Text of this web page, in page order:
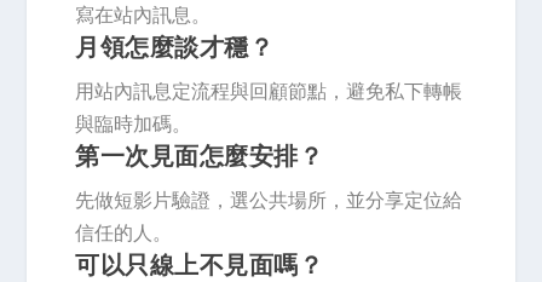
寫在站內訊息。
月領怎麼談才穩？
用站內訊息定流程與回顧節點，避免私下轉帳
與臨時加碼。
第一次見面怎麼安排？
先做短影片驗證，選公共場所，並分享定位給
信任的人。
可以只線上不見面嗎？